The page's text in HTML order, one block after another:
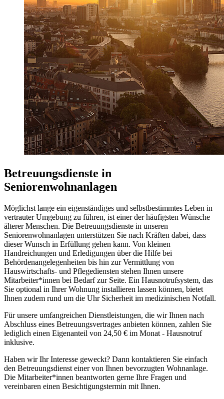
Betreuungsdienste in
Seniorenwohnanlagen
Möglichst lange ein eigenständiges und selbstbestimmtes Leben in
vertrauter Umgebung zu führen, ist einer der häufigsten Wünsche
älterer Menschen. Die Betreuungsdienste in unseren
Seniorenwohnanlagen unterstützen Sie nach Kräften dabei, dass
dieser Wunsch in Erfüllung gehen kann. Von kleinen
Handreichungen und Erledigungen über die Hilfe bei
Behördenangelegenheiten bis hin zur Vermittlung von
Hauswirtschafts- und Pflegediensten stehen Ihnen unsere
Mitarbeiter*innen bei Bedarf zur Seite. Ein Hausnotrufsystem, das
Sie optional in Ihrer Wohnung installieren lassen können, bietet
Ihnen zudem rund um die Uhr Sicherheit im medizinischen Notfall.
Für unsere umfangreichen Dienstleistungen, die wir Ihnen nach
Abschluss eines Betreuungsvertrages anbieten können, zahlen Sie
lediglich einen Eigenanteil von 24,50 € im Monat - Hausnotruf
inklusive.
Haben wir Ihr Interesse geweckt? Dann kontaktieren Sie einfach
den Betreuungsdienst einer von Ihnen bevorzugten Wohnanlage.
Die Mitarbeiter*innen beantworten gerne Ihre Fragen und
vereinbaren einen Besichtigungstermin mit Ihnen.